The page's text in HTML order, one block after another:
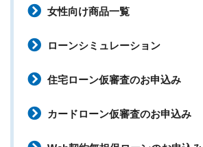
女性向け商品一覧
ローンシミュレーション
住宅ローン仮審査のお申込み
カードローン仮審査のお申込み